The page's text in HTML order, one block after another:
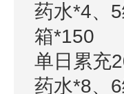
药水*4、
箱*150
单日累充
药水*8、